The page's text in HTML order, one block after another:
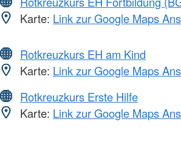
Karte: Link zur Google Maps
Rotkreuzkurs EH am Kind
Karte: Link zur Google Maps
Rotkreuzkurs Erste Hilfe
Karte: Link zur Google Maps